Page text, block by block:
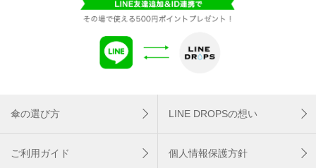
傘の選び方 LINE DROPSの想い
ご利用ガイド 個人情報保護方針